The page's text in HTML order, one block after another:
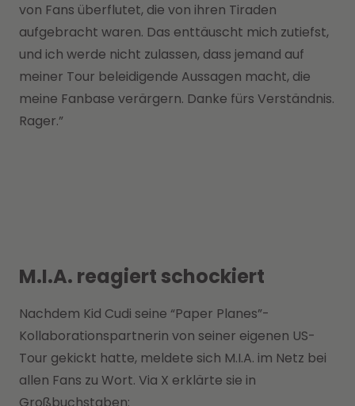
von Fans überflutet, die von ihren Tiraden
aufgebracht waren. Das enttäuscht mich zutiefst,
und ich werde nicht zulassen, dass jemand auf
meiner Tour beleidigende Aussagen macht, die
meine Fanbase verärgern. Danke fürs Verständnis.
Rager.”
M.I.A. reagiert schockiert
Nachdem Kid Cudi seine “Paper Planes”-
Kollaborationspartnerin von seiner eigenen US-
Tour gekickt hatte, meldete sich M.I.A. im Netz bei
allen Fans zu Wort. Via X erklärte sie in